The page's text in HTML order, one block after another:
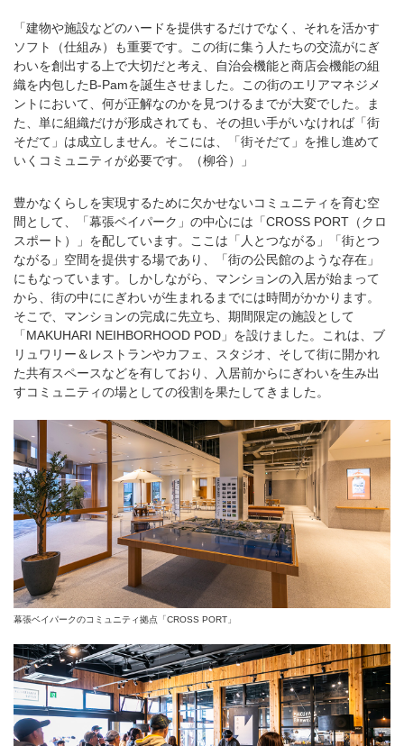
「建物や施設などのハードを提供するだけでなく、それを活かす
ソフト（仕組み）も重要です。この街に集う人たちの交流がにぎ
わいを創出する上で大切だと考え、自治会機能と商店会機能の組
織を内包したB-Pamを誕生させました。この街のエリアマネジメ
ントにおいて、何が正解なのかを見つけるまでが大変でした。ま
た、単に組織だけが形成されても、その担い手がいなければ「街
そだて」は成立しません。そこには、「街そだて」を推し進めて
いくコミュニティが必要です。（柳谷）」
豊かなくらしを実現するために欠かせないコミュニティを育む空
間として、「幕張ベイパーク」の中心には「CROSS PORT（クロ
スポート）」を配しています。ここは「人とつながる」「街とつ
ながる」空間を提供する場であり、「街の公民館のような存在」
にもなっています。しかしながら、マンションの入居が始まって
から、街の中ににぎわいが生まれるまでには時間がかかります。
そこで、マンションの完成に先立ち、期間限定の施設として
「MAKUHARI NEIHBORHOOD POD」を設けました。これは、ブ
リュワリー＆レストランやカフェ、スタジオ、そして街に開かれ
た共有スペースなどを有しており、入居前からにぎわいを生み出
すコミュニティの場としての役割を果たしてきました。
幕張ベイパークのコミュニティ拠点「CROSS PORT」